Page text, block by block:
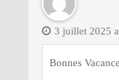
3 juillet 2025
Bonnes